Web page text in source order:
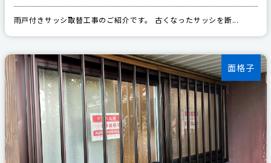
雨戸付きサッシ取替工事のご紹介です。 古くなったサッシを断...
面格子